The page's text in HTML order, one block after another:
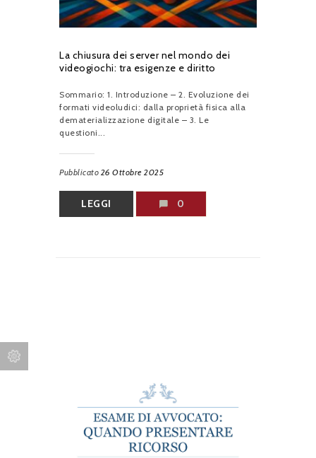
La chiusura dei server nel mondo dei
videogiochi: tra esigenze e diritto
Sommario: 1. Introduzione – 2. Evoluzione dei
formati videoludici: dalla proprietà fisica alla
dematerializzazione digitale – 3. Le
questioni...
Pubblicato 26 Ottobre 2025
LEGGI 0